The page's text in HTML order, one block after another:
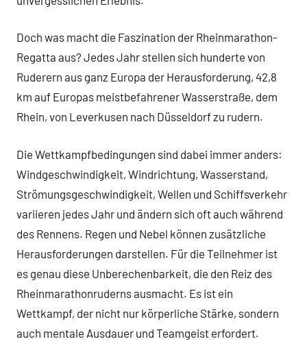
Doch was macht die Faszination der Rheinmarathon-
Regatta aus? Jedes Jahr stellen sich hunderte von
Ruderern aus ganz Europa der Herausforderung, 42,8
km auf Europas meistbefahrener Wasserstraße, dem
Rhein, von Leverkusen nach Düsseldorf zu rudern.
Die Wettkampfbedingungen sind dabei immer anders:
Windgeschwindigkeit, Windrichtung, Wasserstand,
Strömungsgeschwindigkeit, Wellen und Schiffsverkehr
variieren jedes Jahr und ändern sich oft auch während
des Rennens. Regen und Nebel können zusätzliche
Herausforderungen darstellen. Für die Teilnehmer ist
es genau diese Unberechenbarkeit, die den Reiz des
Rheinmarathonruderns ausmacht. Es ist ein
Wettkampf, der nicht nur körperliche Stärke, sondern
auch mentale Ausdauer und Teamgeist erfordert.